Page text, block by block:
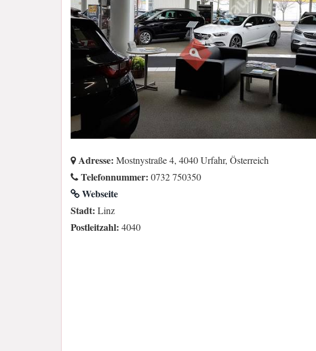
Adresse: Mostnystraße 4, 4040 Urfahr, Österreich
Telefonnummer: 0732 750350
Webseite
Stadt: Linz
Postleitzahl: 4040